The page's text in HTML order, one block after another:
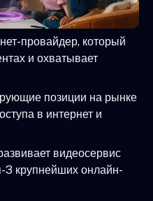
провайдер, который
и охватывает
позиции на рынке
в интернет и
видеосервис
3 крупнейших онлайн-